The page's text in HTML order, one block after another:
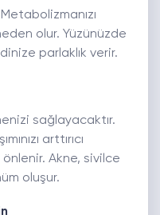
olur. Yüzünüzde
parlaklık verir.
sağlayacaktır.
arttırıcı
önlenir. Akne, sivilce
oluşur.